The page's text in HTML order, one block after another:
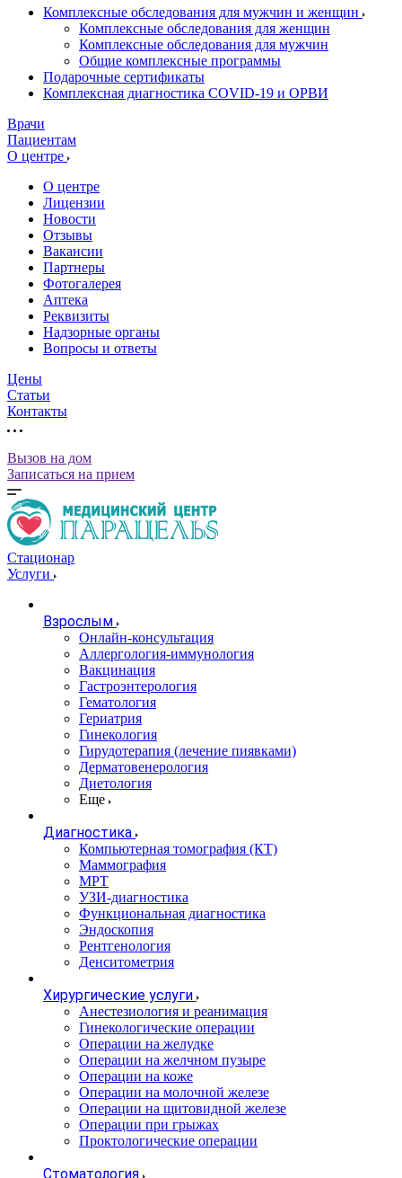
Комплексные обследования для мужчин и женщин
Комплексные обследования для женщин
Комплексные обследования для мужчин
Общие комплексные программы
Подарочные сертификаты
Комплексная диагностика COVID-19 и ОРВИ
Врачи
Пациентам
О центре
О центре
Лицензии
Новости
Отзывы
Вакансии
Партнеры
Фотогалерея
Аптека
Реквизиты
Надзорные органы
Вопросы и ответы
Цены
Статьи
Контакты
Вызов на дом
Записаться на прием
Стационар
Услуги
Взрослым
Онлайн-консультация
Аллергология-иммунология
Вакцинация
Гастроэнтерология
Гематология
Гериатрия
Гинекология
Гирудотерапия (лечение пиявками)
Дерматовенерология
Диетология
Еще
Диагностика
Компьютерная томография (КТ)
Маммография
МРТ
УЗИ-диагностика
Функциональная диагностика
Эндоскопия
Рентгенология
Денситометрия
Хирургические услуги
Анестезиология и реанимация
Гинекологические операции
Операции на желудке
Операции на желчном пузыре
Операции на коже
Операции на молочной железе
Операции на щитовидной железе
Операции при грыжах
Проктологические операции
Стоматология